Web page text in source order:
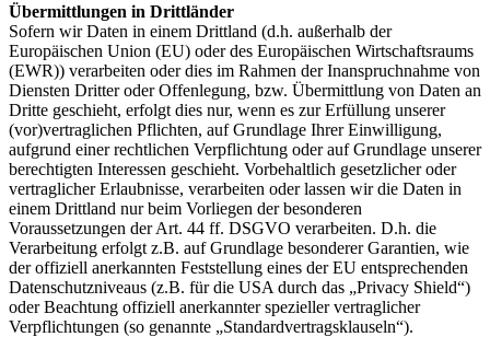
Übermittlungen in Drittländer
Sofern wir Daten in einem Drittland (d.h. außerhalb der
Europäischen Union (EU) oder des Europäischen Wirtschaftsraums
(EWR)) verarbeiten oder dies im Rahmen der Inanspruchnahme von
Diensten Dritter oder Offenlegung, bzw. Übermittlung von Daten an
Dritte geschieht, erfolgt dies nur, wenn es zur Erfüllung unserer
(vor)vertraglichen Pflichten, auf Grundlage Ihrer Einwilligung,
aufgrund einer rechtlichen Verpflichtung oder auf Grundlage unserer
berechtigten Interessen geschieht. Vorbehaltlich gesetzlicher oder
vertraglicher Erlaubnisse, verarbeiten oder lassen wir die Daten in
einem Drittland nur beim Vorliegen der besonderen
Voraussetzungen der Art. 44 ff. DSGVO verarbeiten. D.h. die
Verarbeitung erfolgt z.B. auf Grundlage besonderer Garantien, wie
der offiziell anerkannten Feststellung eines der EU entsprechenden
Datenschutzniveaus (z.B. für die USA durch das „Privacy Shield“)
oder Beachtung offiziell anerkannter spezieller vertraglicher
Verpflichtungen (so genannte „Standardvertragsklauseln“).